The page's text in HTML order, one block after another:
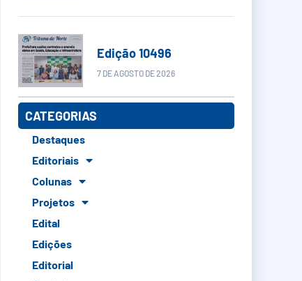
Edição 10496
7 DE AGOSTO DE 2026
CATEGORIAS
Destaques
Editoriais
Colunas
Projetos
Edital
Edições
Editorial